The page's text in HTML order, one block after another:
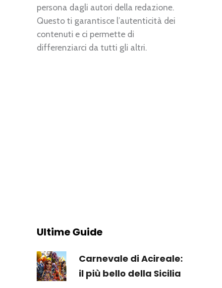
persona dagli autori della redazione.
Questo ti garantisce l’autenticità dei
contenuti e ci permette di
differenziarci da tutti gli altri.
Ultime Guide
Carnevale di Acireale:
il più bello della Sicilia